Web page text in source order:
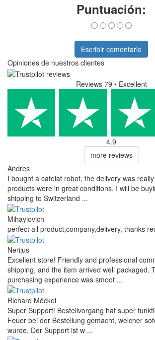
Puntuación:
Escribir comentario
Opiniones de nuestros clientes
Reviews 79 • Excellent
4.9
more reviews
Andres
I bought a cafelat robot, the delivery was
products were in great conditions. I will be
shipping to Switzerland ...
Mihaylovich
perfect all product,company,delivery, thanks
Nerijus
Excellent store! Friendly and professional
shipping, and the item arrived well packaged.
purchasing experience was smoot ...
Richard Möckel
Super Support! Bestellvorgang hat super
Feuer bei der Bestellung gemacht, welcher
wurde. Der Support ist w ...